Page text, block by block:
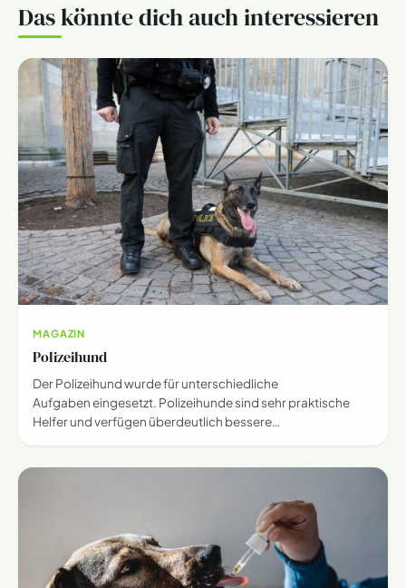
Das könnte dich auch interessieren
MAGAZIN
Polizeihund
Der Polizeihund wurde für unterschiedliche
Aufgaben eingesetzt. Polizeihunde sind sehr praktische
Helfer und verfügen überdeutlich bessere…